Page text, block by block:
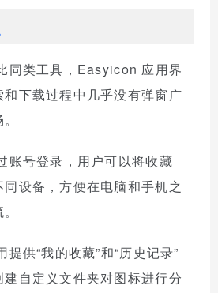
同类工具，Easyicon 应用界
下载过程中几乎没有弹窗广
账号登录，用户可以将收藏
设备，方便在电脑和手机之
提供“我的收藏”和“历史记录”
自定义文件夹对图标进行分